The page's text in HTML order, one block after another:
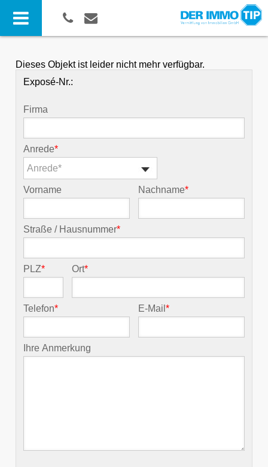
Dieses Objekt ist leider nicht mehr verfügbar.
Exposé-Nr.:
Firma
Anrede*
Anrede*
Vorname Nachname*
Straße / Hausnummer*
PLZ* Ort*
Telefon* E-Mail*
Ihre Anmerkung